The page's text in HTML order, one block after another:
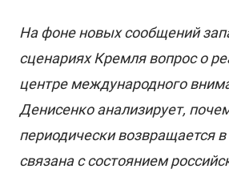
На фоне новых сообщений
сценариях Кремля вопрос о
центре международного
Денисенко анализирует,
периодически возвращается
связана с состоянием